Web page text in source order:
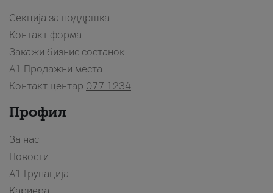
Секција за поддршка
Контакт форма
Закажи бизнис состанок
A1 Продажни места
Контакт центар 077 1234
Профил
За нас
Новости
А1 Групација